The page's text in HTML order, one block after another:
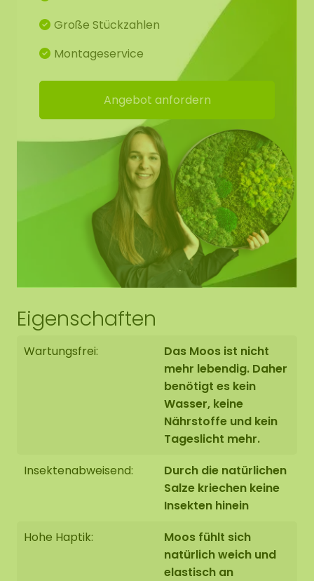
Kreative Aktivität von 2 bis 3 Stunden
Geeignet für Jung und Alt
Trocknungszeit des Mooskunstwerks: ca. 3
Keine Vorkenntnisse erforderlich
Inhalt der Workshop-Moosbox:
Infobroschüre
10 Paar Handschuhe
Verschiedene Farben ECO-Moos
Trockenblumen in verschiedenen Farben
(Inhalt kann je Bestellung variieren)
10 Holz-Hexagonformen, 40 cm (von Spitze zu
Wahl (Hinweis: Ohne Aufhängehaken oder
So geht’s:
Schützt die Tischoberfläche mit Zeitung oder
Große Stückzahlen
Montageservice
Angebot anfordern
Eigenschaften
Wartungsfrei:
Das Moos ist nicht
mehr lebendig. Daher
benötigt es kein
Wasser, keine
Nährstoffe und kein
Tageslicht mehr.
Insektenabweisend:
Durch die natürlichen
Salze kriechen keine
Insekten hinein
Hohe Haptik:
Moos fühlt sich
natürlich weich und
elastisch an